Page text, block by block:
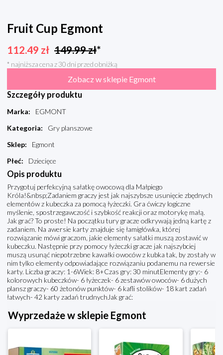
Fruit Cup Egmont
112.49 zł 149.99zł*
* najniższa cena z 30 dni przed obniżką
Zobacz w sklepie Egmont
Szczegóły produktu
Marka:
EGMONT
Kategoria:
Gry planszowe
Sklep:
Egmont
Płeć: Dziecięce
Opis produktu
Przygotuj perfekcyjną sałatkę owocową dla Małpiego
Króla!&nbsp;Zadaniem graczy jest jak najszybsze usunięcie zbędnych
elementów z kubeczka za pomocą łyżeczki. Gra ćwiczy logiczne
myślenie, spostrzegawczość i szybkość reakcji oraz motorykę małą.
Jak grać? To proste! Na początku tury gracze odkrywają jedną kartę z
zadaniem. Na awersie karty znajduje się łamigłówka, której
rozwiązanie mówi graczom, jakie elementy sałatki muszą zostawić w
kubeczku. Następnie przy pomocy łyżeczki gracze jak najszybciej
muszą usunąć niepotrzebne kawałki owoców z kubka tak, by zostały w
nim tylko elementy odpowiadające rozwiązaniu podanemu na rewersie
karty. Liczba graczy: 1-6Wiek: 8+Czas gry: 30 minutElementy gry:- 6
kolorowych kubeczków- 6 łyżeczek- 6 zestawów owoców- 6 dużych
plansz graczy- 60 żetonów punktów- 6 kafli stolików- 18 kart zadań
łatwych- 42 karty zadań trudnychJak grać:
Wyprzedaże w sklepie Egmont